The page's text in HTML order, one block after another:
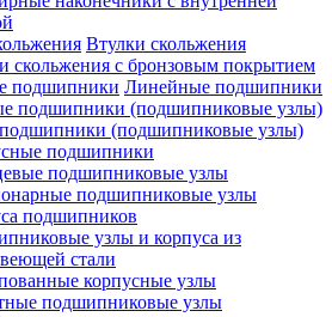
Втулки скольжения
скольжения с бронзовым покрытием
Линейные подшипники
(подшипниковые узлы)
подшипники
подшипниковые узлы
подшипниковые узлы
подшипников
узлы и корпуса из
стали
корпусные узлы
подшипниковые узлы